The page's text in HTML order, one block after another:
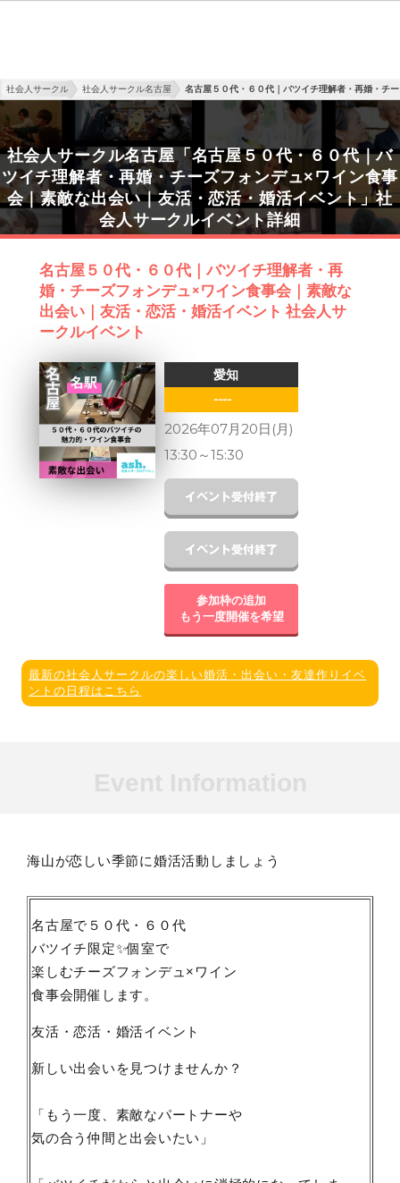
社会人サークル 社会人サークル名古屋 名古屋５０代・６０代｜バツイチ理解者・再婚・チ
社会人サークル名古屋「名古屋５０代・６０代｜バ
ツイチ理解者・再婚・チーズフォンデュ×ワイン食事
会｜素敵な出会い｜友活・恋活・婚活イベント」社
会人サークルイベント詳細
名古屋５０代・６０代｜バツイチ理解者・再
婚・チーズフォンデュ×ワイン食事会｜素敵な
出会い｜友活・恋活・婚活イベント 社会人サ
ークルイベント
愛知
----
2026年07月20日(月)
13:30 ～15:30
参加枠の追加
もう一度開催を希望
最新の社会人サークルの楽しい婚活・出会い・友達作りイベ
ントの日程はこちら
海山が恋しい季節に婚活活動しましょう
名古屋で５０代・６０代
バツイチ限定✨個室で
楽しむチーズフォンデュ×ワイン
食事会開催します。
友活・恋活・婚活イベント
新しい出会いを見つけませんか？
「もう一度、素敵なパートナーや
気の合う仲間と出会いたい」